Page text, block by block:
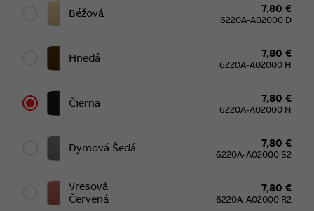
Béžová 7,80 €
6220A-A02000 D
Hnedá 7,80 €
6220A-A02000 H
Čierna 7,80 €
6220A-A02000 N
Dymová Šedá 7,80 €
6220A-A02000 S2
Vresová
Červená
7,80 €
6220A-A02000 R2